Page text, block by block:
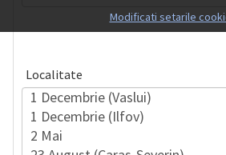
Localitate
Modificati setarile